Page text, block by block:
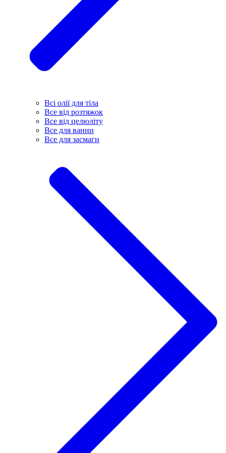
Всі олії для тіла
Все від розтяжок
Все від целюліту
Все для ванни
Все для засмаги